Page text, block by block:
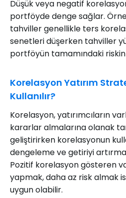
Düşük veya negatif
portföyde denge sağlar.
tahviller genellikle ters
senetleri düşerken tahviller
portföyün tamamındaki riskin
Korelasyon Yatırım
Kullanılır?
Korelasyon, yatırımcıların
kararlar almalarına olanak
geliştirirken korelasyonun
dengeleme ve getiriyi
Pozitif korelasyon gösteren
yapmak, daha az risk almak
uygun olabilir.